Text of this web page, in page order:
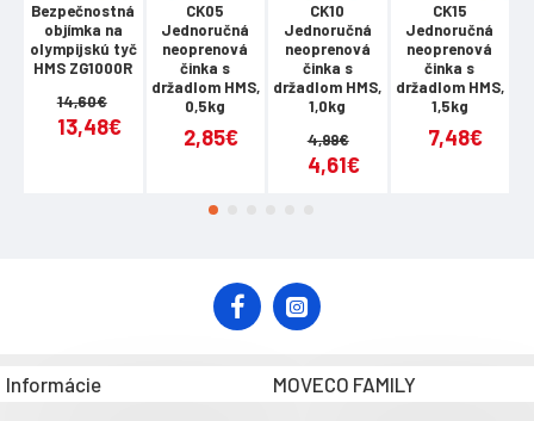
Bezpečnostná
objímka na
olympijskú tyč
HMS ZG1000R
13,48€
14,60€
CK05
Jednoručná
neoprenová
činka s
držadlom HMS,
0,5kg
2,85€
CK10
Jednoručná
neoprenová
činka s
držadlom HMS,
1,0kg
4,61€
4,99€
CK15
Jednoručná
neoprenová
činka s
držadlom HMS,
1,5kg
7,48€
Informácie MOVECO FAMILY